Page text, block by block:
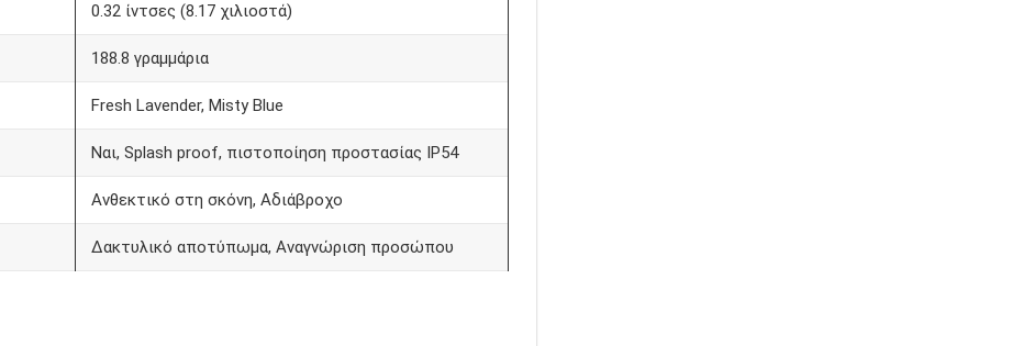
0.32 ίντσες (8.17 χιλιοστά)
188.8 γραμμάρια
Fresh Lavender, Misty Blue
Ναι, Splash proof, πιστοποίηση προστασίας IP54
Ανθεκτικό στη σκόνη, Αδιάβροχο
Δακτυλικό αποτύπωμα, Αναγνώριση προσώπου